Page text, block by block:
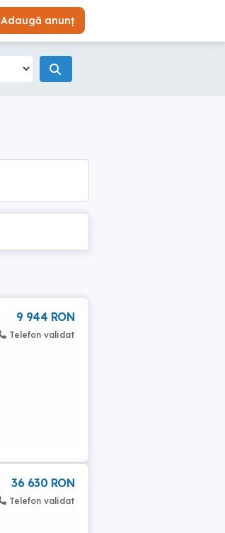
Adaugă anunț
9 944 RON
Telefon validat
36 630 RON
Telefon validat